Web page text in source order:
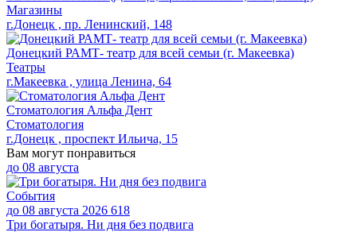
Магазины
г.Донецк , пр. Ленинский, 148
Донецкий РАМТ- театр для всей семьи (г. Макеевка)
Театры
г.Макеевка , улица Ленина, 64
Стоматология Альфа Дент
Стоматология
г.Донецк , проспект Ильича, 15
Вам могут понравиться
до 08 августа
События
до 08 августа 2026 618
Три богатыря. Ни дня без подвига